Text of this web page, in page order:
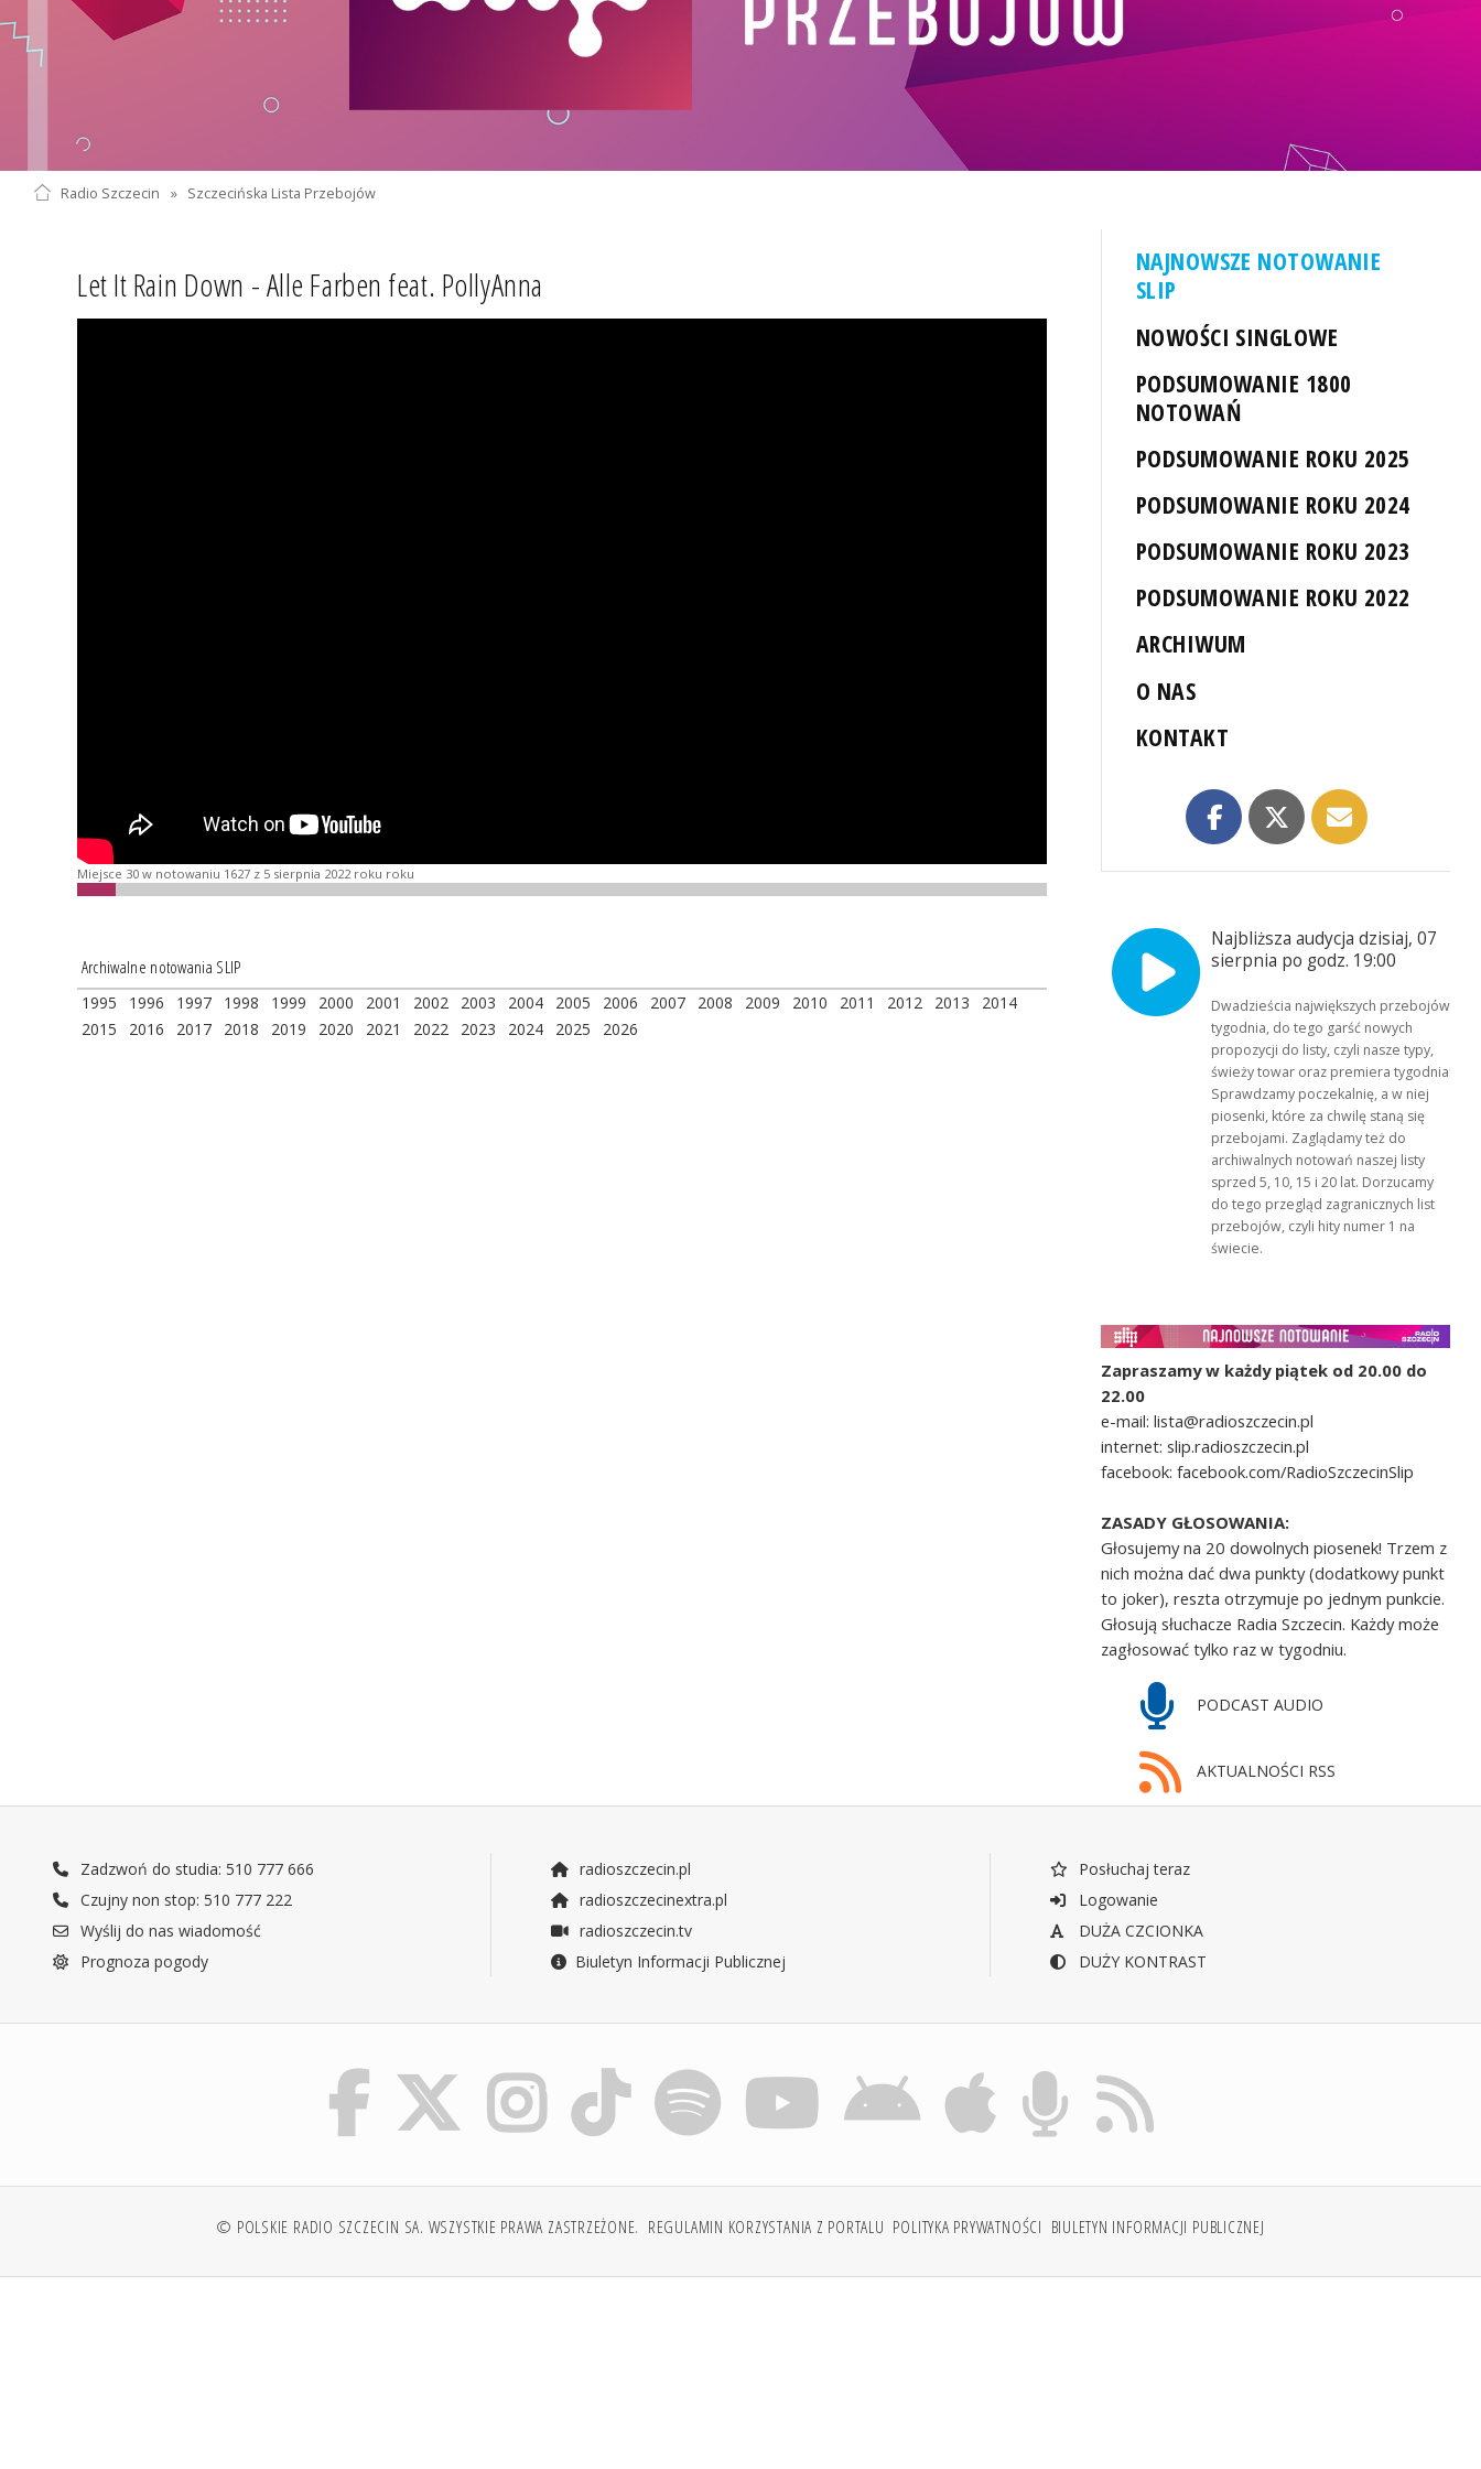
Radio Szczecin » Szczecińska Lista Przebojów
Let It Rain Down - Alle Farben feat. PollyAnna
Miejsce 30 w notowaniu 1627 z 5 sierpnia 2022 roku roku
Archiwalne notowania SLIP
1995 1996 1997 1998 1999 2000 2001 2002 2003 2004 2005 2006 2007 2008 2009 2010 2011 2012 2013
2014
2015
2016 2017 2018 2019 2020 2021 2022 2023 2024 2025 2026
NAJNOWSZE NOTOWANIE
SLIP
NOWOŚCI SINGLOWE
PODSUMOWANIE 1800
NOTOWAŃ
PODSUMOWANIE ROKU 2025
PODSUMOWANIE ROKU 2024
PODSUMOWANIE ROKU 2023
PODSUMOWANIE ROKU 2022
ARCHIWUM
O NAS
KONTAKT
Najbliższa audycja dzisiaj, 07
sierpnia po godz. 19:00
Dwadzieścia największych przebojów
tygodnia, do tego garść nowych
propozycji do listy, czyli nasze typy,
świeży towar oraz premiera tygodnia!
Sprawdzamy poczekalnię, a w niej
piosenki, które za chwilę staną się
przebojami. Zaglądamy też do
archiwalnych notowań naszej listy
sprzed 5, 10, 15 i 20 lat. Dorzucamy
do tego przegląd zagranicznych list
przebojów, czyli hity numer 1 na
świecie.
Zapraszamy w każdy piątek od 20.00 do
22.00
e-mail: lista@radioszczecin.pl
internet: slip.radioszczecin.pl
facebook: facebook.com/RadioSzczecinSlip
ZASADY GŁOSOWANIA:
Głosujemy na 20 dowolnych piosenek! Trzem z
nich można dać dwa punkty (dodatkowy punkt
to joker), reszta otrzymuje po jednym punkcie.
Głosują słuchacze Radia Szczecin. Każdy może
zagłosować tylko raz w tygodniu.
PODCAST AUDIO
AKTUALNOŚCI RSS
Zadzwoń do studia: 510 777 666
Czujny non stop: 510 777 222
Wyślij do nas wiadomość
Prognoza pogody
radioszczecin.pl
radioszczecinextra.pl
radioszczecin.tv
Biuletyn Informacji Publicznej
Posłuchaj teraz
Logowanie
DUŻA CZCIONKA
DUŻY KONTRAST
© POLSKIE RADIO SZCZECIN SA. WSZYSTKIE PRAWA ZASTRZEŻONE. REGULAMIN KORZYSTANIA Z PORTALU POLITYKA PRYWATNOŚCI BIULETYN INFORMACJI PUBLICZNEJ